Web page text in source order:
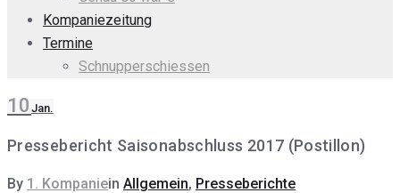
Kompaniezeitung
Termine
Schnupperschiessen
10 Jan.
Pressebericht Saisonabschluss 2017 (Postillon)
By 1. Kompaniein Allgemein, Presseberichte